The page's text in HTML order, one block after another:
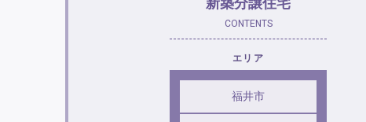
新築分譲住宅
CONTENTS
エリア
福井市